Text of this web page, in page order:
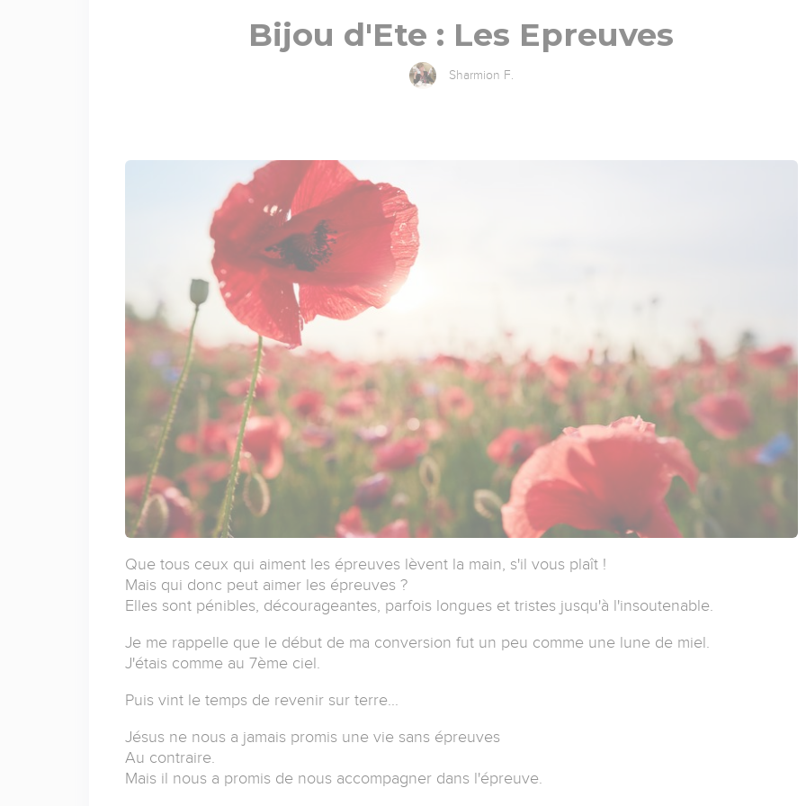
Bijou d'Ete : Les Epreuves
Sharmion F.
Que tous ceux qui aiment les épreuves lèvent la main, s'il vous plaît !
Mais qui donc peut aimer les épreuves ?
Elles sont pénibles, décourageantes, parfois longues et tristes jusqu'à l'insoutenable.
Je me rappelle que le début de ma conversion fut un peu comme une lune de miel.
J'étais comme au 7ème ciel.
Puis vint le temps de revenir sur terre...
Jésus ne nous a jamais promis une vie sans épreuves
Au contraire.
Mais il nous a promis de nous accompagner dans l'épreuve.